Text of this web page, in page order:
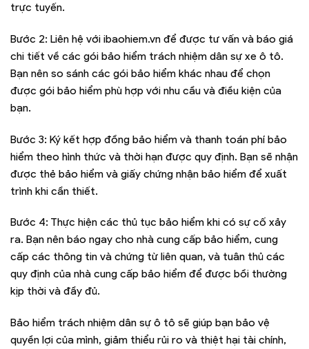
trực tuyến.
Bước 2: Liên hệ với ibaohiem.vn để được tư vấn và báo giá
chi tiết về các gói bảo hiểm trách nhiệm dân sự xe ô tô.
Bạn nên so sánh các gói bảo hiểm khác nhau để chọn
được gói bảo hiểm phù hợp với nhu cầu và điều kiện của
bạn.
Bước 3: Ký kết hợp đồng bảo hiểm và thanh toán phí bảo
hiểm theo hình thức và thời hạn được quy định. Bạn sẽ nhận
được thẻ bảo hiểm và giấy chứng nhận bảo hiểm để xuất
trình khi cần thiết.
Bước 4: Thực hiện các thủ tục bảo hiểm khi có sự cố xảy
ra. Bạn nên báo ngay cho nhà cung cấp bảo hiểm, cung
cấp các thông tin và chứng từ liên quan, và tuân thủ các
quy định của nhà cung cấp bảo hiểm để được bồi thường
kịp thời và đầy đủ.
Bảo hiểm trách nhiệm dân sự ô tô sẽ giúp bạn bảo vệ
quyền lợi của mình, giảm thiểu rủi ro và thiệt hại tài chính,